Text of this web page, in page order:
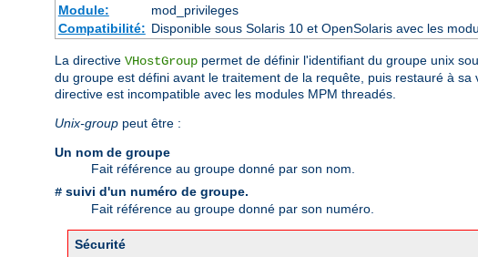
Module:
mod_privileges
Compatibilité: Disponible sous Solaris 10 et OpenSolaris avec les
La directive VHostGroup permet de définir l'identifiant du groupe unix
du groupe est défini avant le traitement de la requête, puis restauré à sa
directive est incompatible avec les modules MPM threadés.
Unix-group peut être :
Un nom de groupe
Fait référence au groupe donné par son nom.
# suivi d'un numéro de groupe.
Fait référence au groupe donné par son numéro.
Sécurité